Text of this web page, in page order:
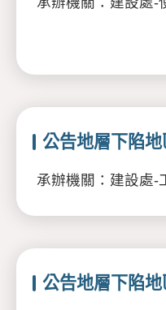
公告地層下陷
承辦機關：建設處-
公告地層下陷